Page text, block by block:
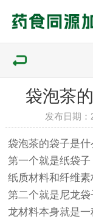
袋泡茶
发布日期
袋泡茶的袋子是
第一个就是纸袋
纸质材料和纤维素
第二个就是尼龙
龙材料本身就是一